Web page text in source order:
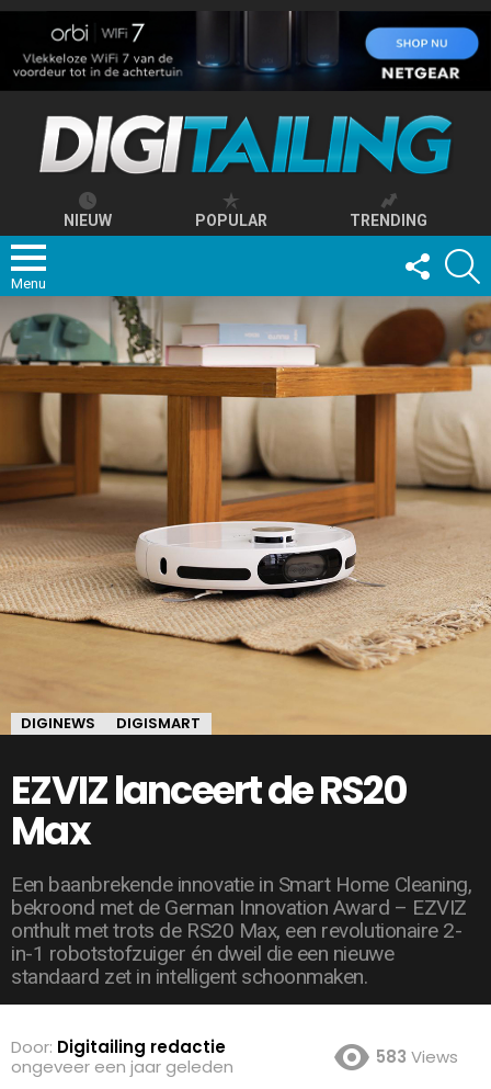
NIEUW POPULAR TRENDING
Menu
FOLLOW
US
DIGINEWS DIGISMART
EZVIZ lanceert de RS20
Max
Een baanbrekende innovatie in Smart Home Cleaning,
bekroond met de German Innovation Award – EZVIZ
onthult met trots de RS20 Max, een revolutionaire 2-
in-1 robotstofzuiger én dweil die een nieuwe
standaard zet in intelligent schoonmaken.
Door: Digitailing redactie
ongeveer een jaar geleden
583 Views